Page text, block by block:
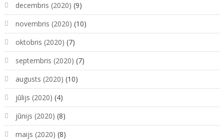
decembris (2020) (9)
novembris (2020) (10)
oktobris (2020) (7)
septembris (2020) (7)
augusts (2020) (10)
jūlijs (2020) (4)
jūnijs (2020) (8)
maijs (2020) (8)